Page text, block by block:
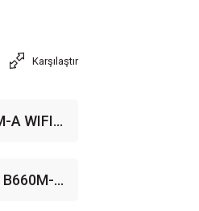
Karşılaştır
A WIFI
B660M-E